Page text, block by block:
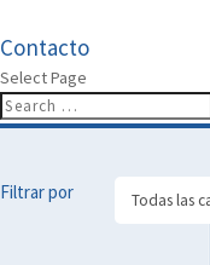
Contacto
Select Page
Filtrar por